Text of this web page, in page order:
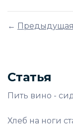
← Предыдущая
Статья
Пить вино -
Хлеб на ноги